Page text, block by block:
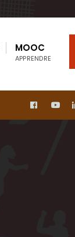
MOOC
APPRENDRE